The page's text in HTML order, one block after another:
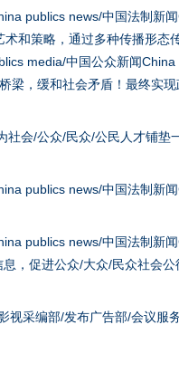
publics news/中国法制新
和策略，通过多种传播形态
media/中国公众新闻China
梁，缓和社会矛盾！最终实
会/公众/民众/公民人才铺垫
publics news/中国法制新
publics news/中国法制新
，促进公众/大众/民众社会公
采编部/发布广告部/会议服
.. 行
让